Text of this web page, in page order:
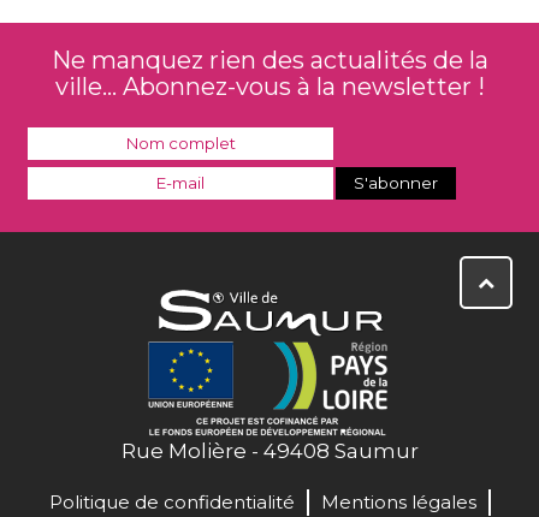
Ne manquez rien des actualités de la
ville... Abonnez-vous à la newsletter !
Rue Molière - 49408 Saumur
Politique de confidentialité
Mentions légales